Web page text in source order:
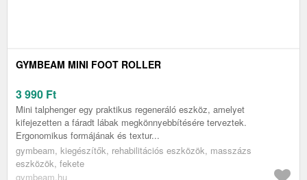
GYMBEAM MINI FOOT ROLLER
3 990 Ft
Mini talphenger egy praktikus regeneráló eszköz, amelyet
kifejezetten a fáradt lábak megkönnyebbítésére terveztek.
Ergonomikus formájának és textur...
gymbeam, kiegészítők, rehabilitációs eszközök, masszázs
eszközök, fekete
gymbeam.hu